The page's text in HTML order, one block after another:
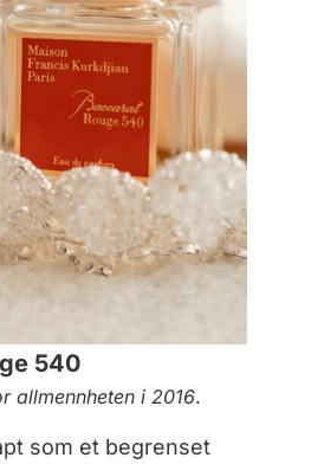
540
allmennheten i 2016.
som et begrenset